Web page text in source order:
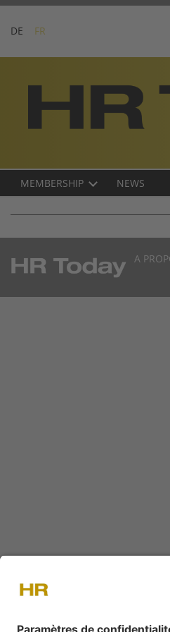
Skip
content
DE FR
Main
MEMBERSHIP NEWS
A